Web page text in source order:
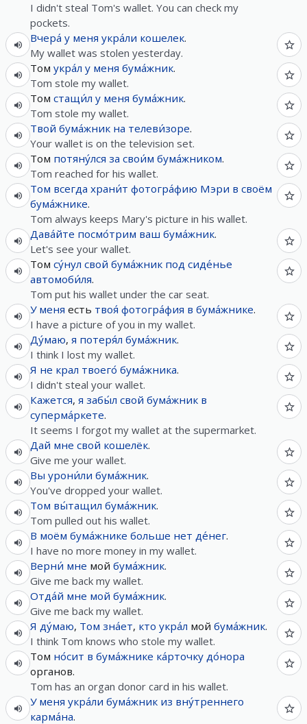
I didn't steal Tom's wallet. You can check my
pockets.
Вчера́ у меня укра́ли кошелек.
My wallet was stolen yesterday.
Том укра́л у меня бума́жник.
Tom stole my wallet.
Том стащи́л у меня бума́жник.
Tom stole my wallet.
Твой бума́жник на телеви́зоре.
Your wallet is on the television set.
Том потяну́лся за свои́м бума́жником.
Tom reached for his wallet.
Том всегда храни́т фотогра́фию Мэри в своём
бума́жнике.
Tom always keeps Mary's picture in his wallet.
Дава́йте посмо́трим ваш бума́жник.
Let's see your wallet.
Том су́нул свой бума́жник под сиде́нье
автомоби́ля.
Tom put his wallet under the car seat.
У меня есть твоя́ фотогра́фия в бума́жнике.
I have a picture of you in my wallet.
Ду́маю, я потеря́л бума́жник.
I think I lost my wallet.
Я не крал твоего́ бума́жника.
I didn't steal your wallet.
Кажется, я забы́л свой бума́жник в
суперма́ркете.
It seems I forgot my wallet at the supermarket.
Дай мне свой кошелёк.
Give me your wallet.
Вы урони́ли бума́жник.
You've dropped your wallet.
Том вы́тащил бума́жник.
Tom pulled out his wallet.
В моём бума́жнике больше нет де́нег.
I have no more money in my wallet.
Верни́ мне мой бума́жник.
Give me back my wallet.
Отда́й мне мой бума́жник.
Give me back my wallet.
Я ду́маю, Том зна́ет, кто укра́л мой бума́жник.
I think Tom knows who stole my wallet.
Том но́сит в бума́жнике ка́рточку до́нора
органов.
Tom has an organ donor card in his wallet.
У меня укра́ли бума́жник из вну́треннего
карма́на.